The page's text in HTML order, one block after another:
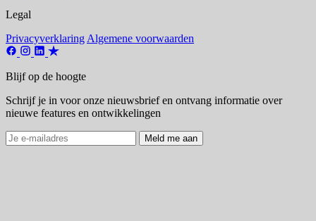
Legal
Privacyverklaring Algemene voorwaarden
Blijf op de hoogte
Schrijf je in voor onze nieuwsbrief en ontvang informatie over
nieuwe features en ontwikkelingen
Meld me aan